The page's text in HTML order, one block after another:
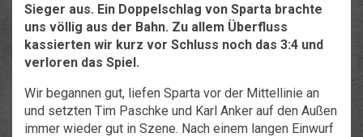
Sieger aus. Ein Doppelschlag von Sparta brachte
uns völlig aus der Bahn. Zu allem Überfluss
kassierten wir kurz vor Schluss noch das 3:4 und
verloren das Spiel.
Wir begannen gut, liefen Sparta vor der Mittellinie an
und setzten Tim Paschke und Karl Anker auf den Außen
immer wieder gut in Szene. Nach einem langen Einwurf